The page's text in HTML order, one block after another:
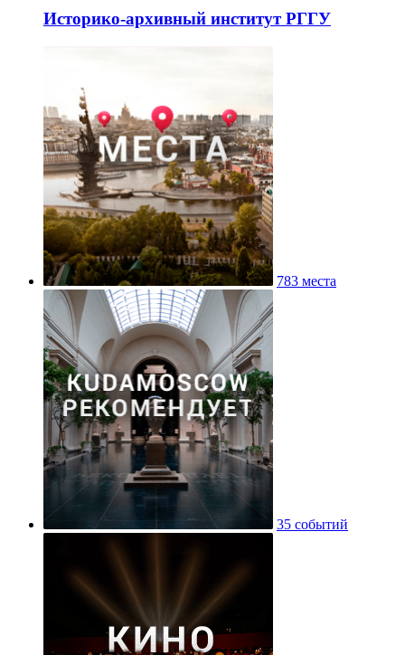
Историко-архивный институт РГГУ
783 места
35 событий